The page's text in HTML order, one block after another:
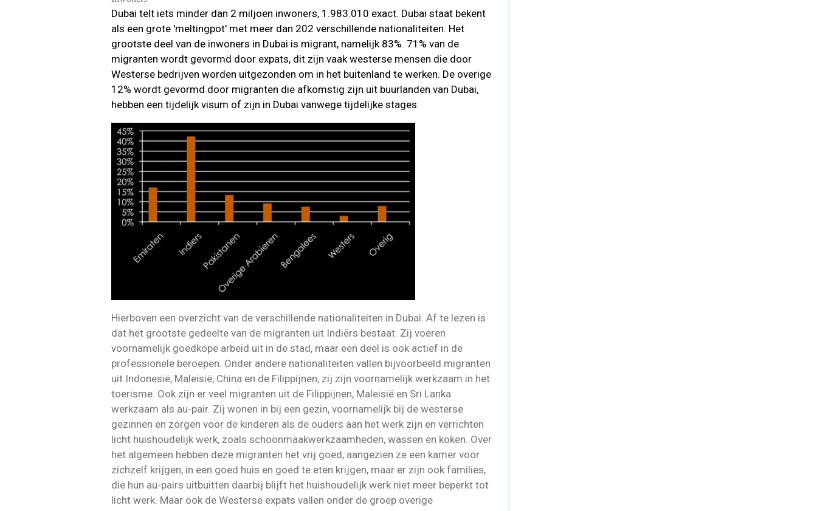
Dubai telt iets minder dan 2 miljoen inwoners, 1.983.010 exact. Dubai staat bekent
als een grote 'meltingpot' met meer dan 202 verschillende nationaliteiten. Het
grootste deel van de inwoners in Dubai is migrant, namelijk 83%. 71% van de
migranten wordt gevormd door expats, dit zijn vaak westerse mensen die door
Westerse bedrijven worden uitgezonden om in het buitenland te werken. De overige
12% wordt gevormd door migranten die afkomstig zijn uit buurlanden van Dubai,
hebben een tijdelijk visum of zijn in Dubai vanwege tijdelijke stages.
Hierboven een overzicht van de verschillende nationaliteiten in Dubai. Af te lezen is
dat het grootste gedeelte van de migranten uit Indiërs bestaat. Zij voeren
voornamelijk goedkope arbeid uit in de stad, maar een deel is ook actief in de
professionele beroepen. Onder andere nationaliteiten vallen bijvoorbeeld migranten
uit Indonesië, Maleisië, China en de Filippijnen, zij zijn voornamelijk werkzaam in het
toerisme. Ook zijn er veel migranten uit de Filippijnen, Maleisië en Sri Lanka
werkzaam als au-pair. Zij wonen in bij een gezin, voornamelijk bij de westerse
gezinnen en zorgen voor de kinderen als de ouders aan het werk zijn en verrichten
licht huishoudelijk werk, zoals schoonmaakwerkzaamheden, wassen en koken. Over
het algemeen hebben deze migranten het vrij goed, aangezien ze een kamer voor
zichzelf krijgen, in een goed huis en goed te eten krijgen, maar er zijn ook families,
die hun au-pairs uitbuitten daarbij blijft het huishoudelijk werk niet meer beperkt tot
licht werk. Maar ook de Westerse expats vallen onder de groep overige